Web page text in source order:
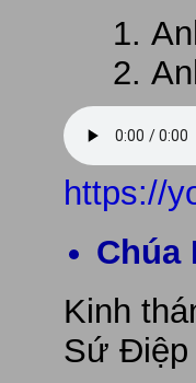
https://
Chúa
Kinh
Sứ Điệp